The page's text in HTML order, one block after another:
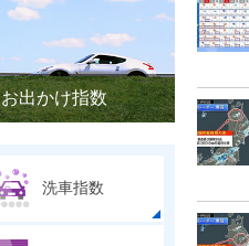
お出かけ指数
洗車指数